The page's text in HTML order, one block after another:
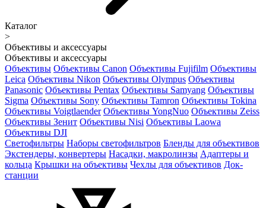
Каталог
>
Объективы и аксессуары
Объективы и аксессуары
Объективы Объективы Canon Объективы Fujifilm Объективы
Leica Объективы Nikon Объективы Olympus Объективы
Panasonic Объективы Pentax Объективы Samyang Объективы
Sigma Объективы Sony Объективы Tamron Объективы Tokina
Объективы Voigtlaender Объективы YongNuo Объективы Zeiss
Объективы Зенит Объективы Nisi Объективы Laowa
Объективы DJI
Светофильтры Наборы светофильтров Бленды для объективов
Экстендеры, конвертеры Насадки, макролинзы Адаптеры и
кольца Крышки на объективы Чехлы для объективов Док-
станции